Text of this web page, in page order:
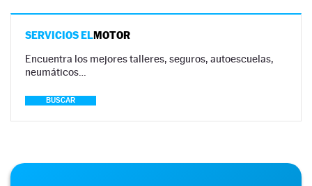
SERVICIOS ELMOTOR
Encuentra los mejores talleres, seguros, autoescuelas,
neumáticos…
BUSCAR